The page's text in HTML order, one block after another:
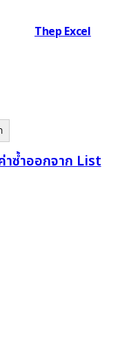
Thep Excel
ซ้ำออกจาก List